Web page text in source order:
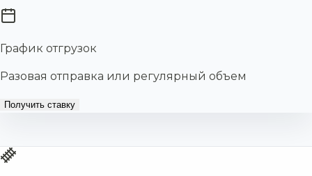
График отгрузок
Разовая отправка или регулярный объем
Получить ставку